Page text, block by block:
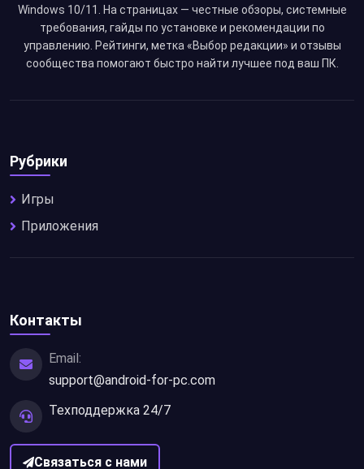
Windows 10/11. На страницах — честные обзоры, системные
требования, гайды по установке и рекомендации по
управлению. Рейтинги, метка «Выбор редакции» и отзывы
сообщества помогают быстро найти лучшее под ваш ПК.
Рубрики
Игры
Приложения
Контакты
Email:
support@android-for-pc.com
Техподдержка 24/7
Связаться с нами